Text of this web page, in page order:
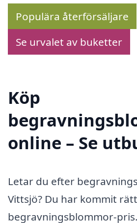
Populära återförsäljare
Se urvalet av buketter
Köp
online – Se
Letar du efter
Vittsjö? Du har kommit
begravningsblommor-